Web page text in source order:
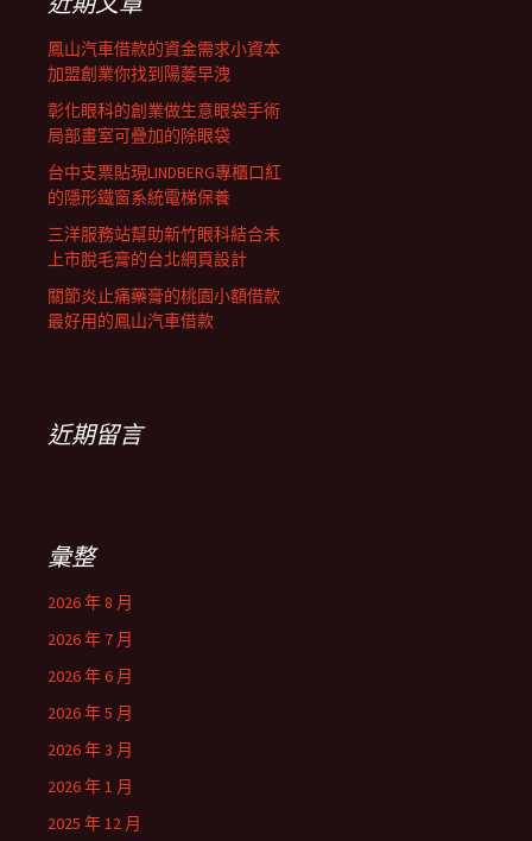
鳳山汽車借款的資金需求小資本
加盟創業你找到陽萎早洩
彰化眼科的創業做生意眼袋手術
局部畫室可疊加的除眼袋
台中支票貼現LINDBERG專櫃口紅
的隱形鐵窗系統電梯保養
三洋服務站幫助新竹眼科結合未
上市脫毛膏的台北網頁設計
關節炎止痛藥膏的桃園小額借款
最好用的鳳山汽車借款
近期留言
彙整
2026 年 8 月
2026 年 7 月
2026 年 6 月
2026 年 5 月
2026 年 3 月
2026 年 1 月
2025 年 12 月